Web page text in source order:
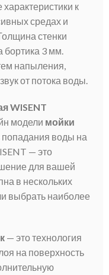
к
средах и
стенки
бортика 3 мм.
напыления,
от потока воды.
WISENT
модели мойки
попадания воды на
— это
для вашей
в нескольких
выбрать наиболее
— это технология
на поверхность